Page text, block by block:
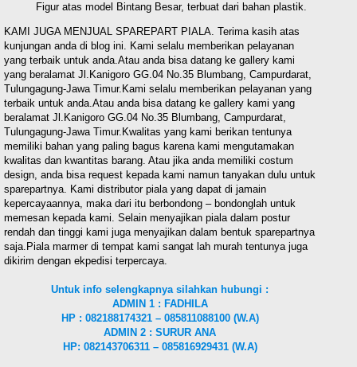
Figur atas model Bintang Besar, terbuat dari bahan plastik.
KAMI JUGA MENJUAL SPAREPART PIALA. Terima kasih atas
kunjungan anda di blog ini. Kami selalu memberikan pelayanan
yang terbaik untuk anda.Atau anda bisa datang ke gallery kami
yang beralamat Jl.Kanigoro GG.04 No.35 Blumbang, Campurdarat,
Tulungagung-Jawa Timur.Kami selalu memberikan pelayanan yang
terbaik untuk anda.Atau anda bisa datang ke gallery kami yang
beralamat Jl.Kanigoro GG.04 No.35 Blumbang, Campurdarat,
Tulungagung-Jawa Timur.Kwalitas yang kami berikan tentunya
memiliki bahan yang paling bagus karena kami mengutamakan
kwalitas dan kwantitas barang. Atau jika anda memiliki costum
design, anda bisa request kepada kami namun tanyakan dulu untuk
sparepartnya. Kami distributor piala yang dapat di jamain
kepercayaannya, maka dari itu berbondong – bondonglah untuk
memesan kepada kami. Selain menyajikan piala dalam postur
rendah dan tinggi kami juga menyajikan dalam bentuk sparepartnya
saja.Piala marmer di tempat kami sangat lah murah tentunya juga
dikirim dengan ekpedisi terpercaya.
Untuk info selengkapnya silahkan hubungi :
ADMIN 1 : FADHILA
HP : 082188174321 – 085811088100 (W.A)
ADMIN 2 : SURUR ANA
HP: 082143706311 – 085816929431 (W.A)